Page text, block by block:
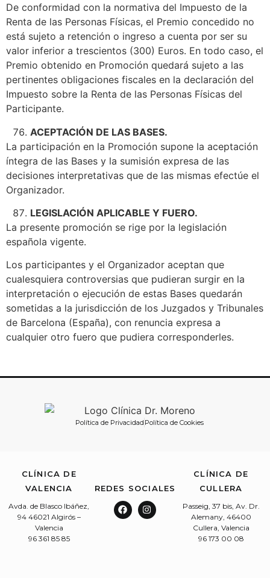
De conformidad con la normativa del Impuesto de la
Renta de las Personas Físicas, el Premio concedido no
está sujeto a retención o ingreso a cuenta por ser su
valor inferior a trescientos (300) Euros. En todo caso, el
Premio obtenido en Promoción quedará sujeto a las
pertinentes obligaciones fiscales en la declaración del
Impuesto sobre la Renta de las Personas Físicas del
Participante.
ACEPTACIÓN DE LAS BASES.
La participación en la Promoción supone la aceptación
íntegra de las Bases y la sumisión expresa de las
decisiones interpretativas que de las mismas efectúe el
Organizador.
LEGISLACIÓN APLICABLE Y FUERO.
La presente promoción se rige por la legislación
española vigente.
Los participantes y el Organizador aceptan que
cualesquiera controversias que pudieran surgir en la
interpretación o ejecución de estas Bases quedarán
sometidas a la jurisdicción de los Juzgados y Tribunales
de Barcelona (España), con renuncia expresa a
cualquier otro fuero que pudiera corresponderles.
Política de Privacidad Política de Cookies
CLÍNICA DE
VALENCIA
REDES SOCIALES
CLÍNICA DE
CULLERA
Avda. de Blasco Ibáñez,
94 46021 Algirós –
Valencia
96 361 85 85
Passeig, 37 bis, Av. Dr.
Alemany, 46400
Cullera, Valencia
96 173 00 08